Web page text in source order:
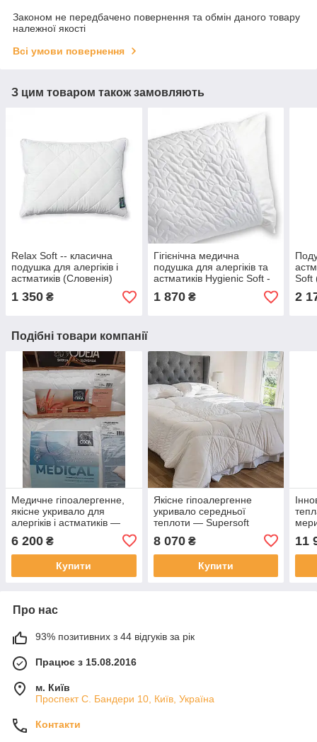
Законом не передбачено повернення та обмін даного товару
належної якості
Всі умови повернення
З цим товаром також замовляють
Relax Soft -- класична
подушка для алергіків і
астматиків (Словенія)
1 350 ₴
Гігієнічна медична
подушка для алергіків та
астматиків Hygienic Soft -
1 870₴
Soft
2
Подібні товари компанії
Медичне гіпоалергенне,
якісне укривало для
алергіків і астматиків —
Medical Medium 140 x 200.
Словлення
6 200 ₴
Купити
Якісне гіпоалергенне
укривало середньої
теплоти — Supersoft
Medium, (Словіння) 220 х
200
8 070₴
Купити
х
11
Про нас
93% позитивних з 44 відгуків за рік
Працює з 15.08.2016
м. Київ
Проспект С. Бандери 10, Київ, Україна
Контакти